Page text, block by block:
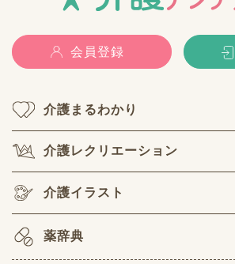
会員登録
介護まるわかり
介護レクリエーション
介護イラスト
薬辞典